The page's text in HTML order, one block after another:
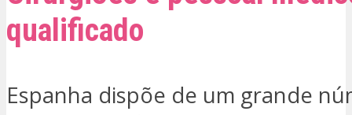
qualificado
Espanha dispõe de um grande